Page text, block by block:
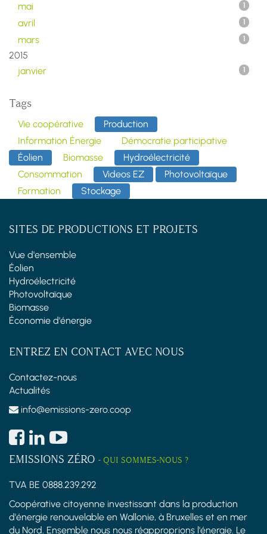
mai 1
avril 1
mars 1
2015
janvier
1
Tags
Vie coopérative
Production
Information Énergie
Démocratie participative
Éolien
Biomasse
Hydroélectricité
Consommation
Videos EZ
Photovoltaïque
Formation
Stockage
SITES DE PRODUCTIONS ET PROJETS
Vue d'ensemble
Éolien
Hydroélectricité
Photovoltaïque
Biomasse
Économie d'énergie
ENTREZ EN CONTACT AVEC NOUS
Contactez-nous
Actualités
info@emissions-zero.coop
EMISSIONS ZÉRO - QUI SOMMES-NOUS ?
TVA BE 0888.239.292
Coopérative citoyenne investissant dans la production
d'énergie renouvelable en Wallonie, à Bruxelles et en mer
du Nord. Ensemble nous nous réapproprions l'énergie. Le